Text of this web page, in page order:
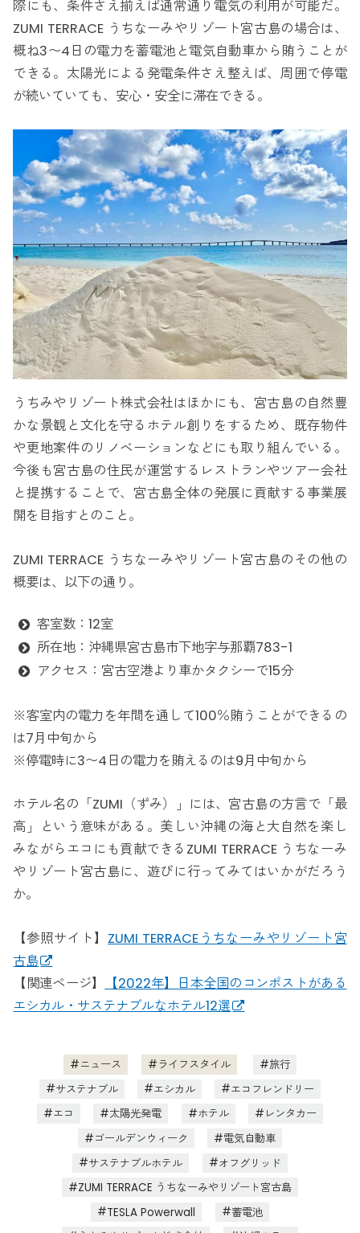
際にも、条件さえ揃えば通常通り電気の利用が可能だ。
ZUMI TERRACE うちなーみやリゾート宮古島の場合は、
概ね3〜4日の電力を蓄電池と電気自動車から賄うことが
できる。太陽光による発電条件さえ整えば、周囲で停電
が続いていても、安心・安全に滞在できる。
うちみやリゾート株式会社はほかにも、宮古島の自然豊
かな景観と文化を守るホテル創りをするため、既存物件
や更地案件のリノベーションなどにも取り組んでいる。
今後も宮古島の住民が運営するレストランやツアー会社
と提携することで、宮古島全体の発展に貢献する事業展
開を目指すとのこと。
ZUMI TERRACE うちなーみやリゾート宮古島のその他の
概要は、以下の通り。
客室数：12室
所在地：沖縄県宮古島市下地字与那覇783-1
アクセス：宮古空港より車かタクシーで15分
※客室内の電力を年間を通して100％賄うことができるの
は7月中旬から
※停電時に3〜4日の電力を賄えるのは9月中旬から
ホテル名の「ZUMI（ずみ）」には、宮古島の方言で「最
高」という意味がある。美しい沖縄の海と大自然を楽し
みながらエコにも貢献できるZUMI TERRACE うちなーみ
やリゾート宮古島に、遊びに行ってみてはいかがだろう
か。
【参照サイト】 ZUMI TERRACEうちなーみやリゾート宮
古島
【関連ページ】
【2022年】日本全国のコンポストがある
エシカル・サステナブルなホテル12選
ニュース ライフスタイル
旅行
サステナブル
エシカル
エコフレンドリー
エコ
太陽光発電 ホテル
レンタカー
ゴールデンウィーク
電気自動車
サステナブルホテル
オフグリッド
ZUMI TERRACE うちなーみやリゾート宮古島
TESLA Powerwall
蓄電池